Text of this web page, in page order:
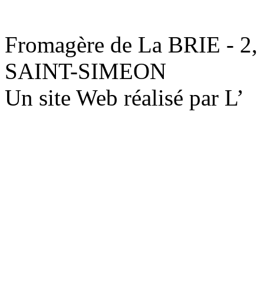
Fromagère de La BRIE -
SAINT-SIMEON
Un site Web réalisé par L’